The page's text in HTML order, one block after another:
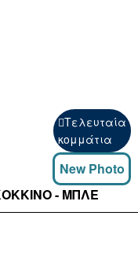
Τελευταία
κομμάτια
New Photo
- ΜΠΛΈ